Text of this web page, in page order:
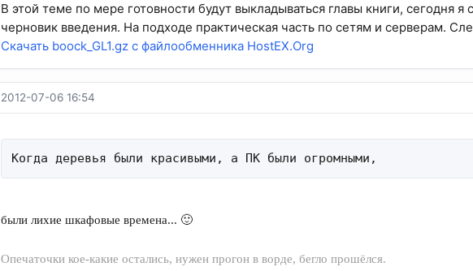
В этой теме по мере готовности будут выкладываться главы книги, сегодня
черновик введения. На подходе практическая часть по сетям и серверам.
Скачать boock_GL1.gz с файлообменника HostEX.Org
2012-07-06 16:54
Когда деревья были красивыми, а ПК были огромными,
были лихие шкафовые времена... 🙂
Опечаточки кое-какие остались, нужен прогон в ворде, бегло прошёлся.